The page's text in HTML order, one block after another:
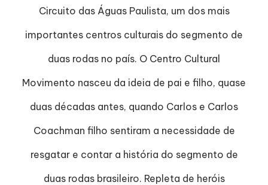
Circuito das Águas Paulista, um dos mais
importantes centros culturais do segmento de
duas rodas no país. O Centro Cultural
Movimento nasceu da ideia de pai e filho, quase
duas décadas antes, quando Carlos e Carlos
Coachman filho sentiram a necessidade de
resgatar e contar a história do segmento de
duas rodas brasileiro. Repleta de heróis